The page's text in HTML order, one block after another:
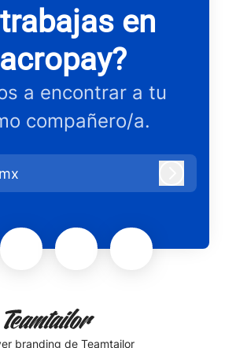
en
a encontrar a tu
compañero/a.
branding de Teamtailor